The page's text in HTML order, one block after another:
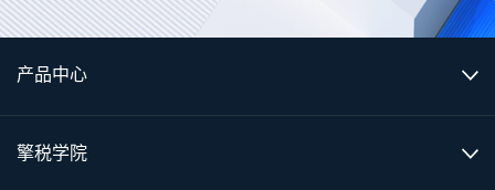
产品中心
擎税学院